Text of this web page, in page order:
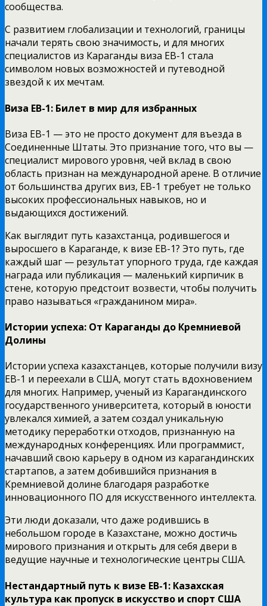
сообщества.
С развитием глобализации и технологий, границы
начали терять свою значимость, и для многих
специалистов из Караганды виза EB-1 стала
символом новых возможностей и путеводной
звездой к их мечтам.
Виза EB-1: Билет в мир для избранных
Виза EB-1 — это не просто документ для въезда в
Соединенные Штаты. Это признание того, что вы —
специалист мирового уровня, чей вклад в свою
область признан на международной арене. В отличие
от большинства других виз, EB-1 требует не только
высоких профессиональных навыков, но и
выдающихся достижений.
Как выглядит путь казахстанца, родившегося и
выросшего в Караганде, к визе EB-1? Это путь, где
каждый шаг — результат упорного труда, где каждая
награда или публикация — маленький кирпичик в
стене, которую предстоит возвести, чтобы получить
право называться «гражданином мира».
Истории успеха: От Караганды до Кремниевой
Долины
Истории успеха казахстанцев, которые получили визу
EB-1 и переехали в США, могут стать вдохновением
для многих. Например, ученый из Карагандинского
государственного университета, который в юности
увлекался химией, а затем создал уникальную
методику переработки отходов, признанную на
международных конференциях. Или программист,
начавший свою карьеру в одном из карагандинских
стартапов, а затем добившийся признания в
Кремниевой долине благодаря разработке
инновационного ПО для искусственного интеллекта.
Эти люди доказали, что даже родившись в
небольшом городе в Казахстане, можно достичь
мирового признания и открыть для себя двери в
ведущие научные и технологические центры США.
Нестандартный путь к визе EB-1: Казахская
культура как пропуск в искусство и спорт США